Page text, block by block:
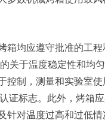
箱均应遵守批准的工
关于温度稳定性和均
控制，测量和实验室
证标志。此外，烤箱
针对温度过高和过低